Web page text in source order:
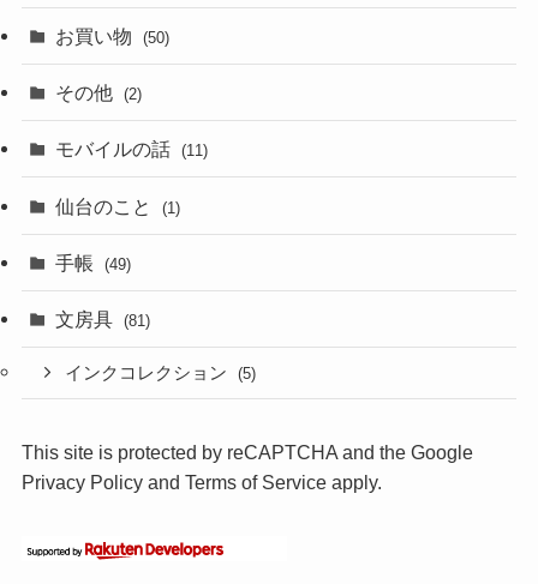
お買い物 (50)
その他 (2)
モバイルの話 (11)
仙台のこと (1)
手帳 (49)
文房具 (81)
インクコレクション (5)
This site is protected by reCAPTCHA and the Google
Privacy Policyand Terms of Serviceapply.